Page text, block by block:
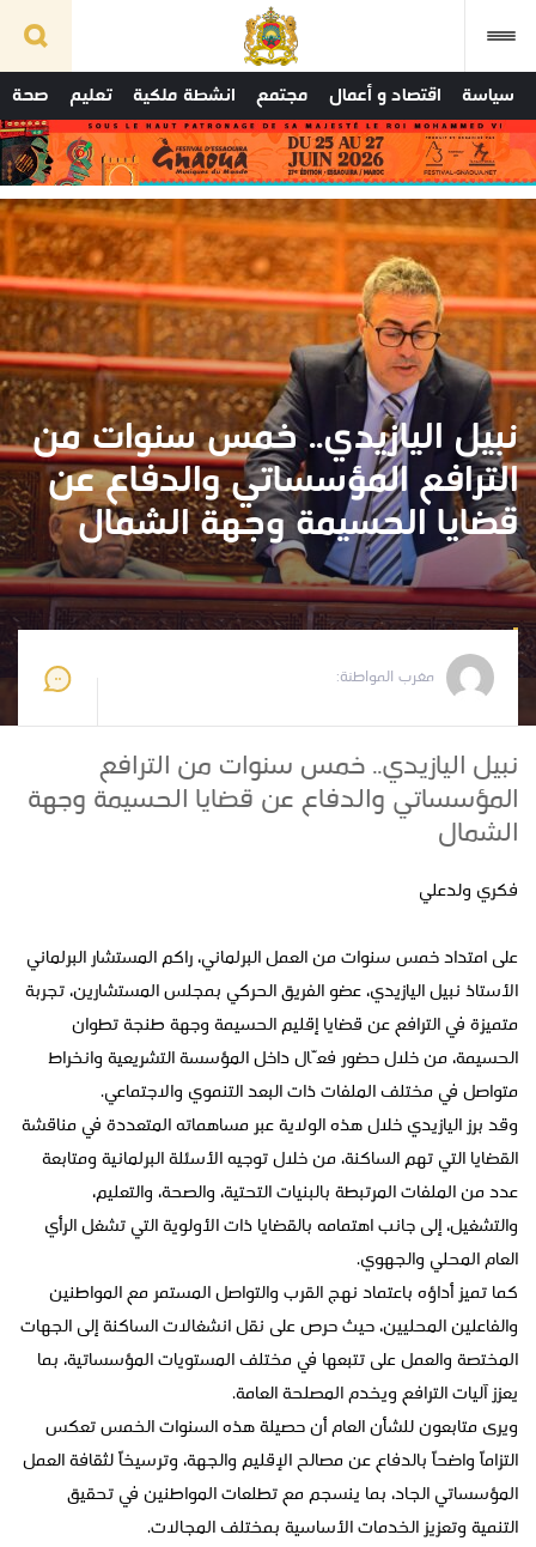
سياسة اقتصاد و أعمال مجتمع انشطة ملكية تعليم صحة
نبيل اليازيدي.. خمس سنوات من
الترافع المؤسساتي والدفاع عن
قضايا الحسيمة وجهة الشمال
مغرب المواطنة:
نبيل اليازيدي.. خمس سنوات من الترافع
المؤسساتي والدفاع عن قضايا الحسيمة وجهة
الشمال
فكري ولدعلي
على امتداد خمس سنوات من العمل البرلماني، راكم المستشار البرلماني
الأستاذ نبيل اليازيدي، عضو الفريق الحركي بمجلس المستشارين، تجربة
متميزة في الترافع عن قضايا إقليم الحسيمة وجهة طنجة تطوان
الحسيمة، من خلال حضور فعّال داخل المؤسسة التشريعية وانخراط
متواصل في مختلف الملفات ذات البعد التنموي والاجتماعي.
وقد برز اليازيدي خلال هذه الولاية عبر مساهماته المتعددة في مناقشة
القضايا التي تهم الساكنة، من خلال توجيه الأسئلة البرلمانية ومتابعة
عدد من الملفات المرتبطة بالبنيات التحتية، والصحة، والتعليم،
والتشغيل، إلى جانب اهتمامه بالقضايا ذات الأولوية التي تشغل الرأي
العام المحلي والجهوي.
كما تميز أداؤه باعتماد نهج القرب والتواصل المستمر مع المواطنين
والفاعلين المحليين، حيث حرص على نقل انشغالات الساكنة إلى الجهات
المختصة والعمل على تتبعها في مختلف المستويات المؤسساتية، بما
يعزز آليات الترافع ويخدم المصلحة العامة.
ويرى متابعون للشأن العام أن حصيلة هذه السنوات الخمس تعكس
التزاماً واضحاً بالدفاع عن مصالح الإقليم والجهة، وترسيخاً لثقافة العمل
المؤسساتي الجاد، بما ينسجم مع تطلعات المواطنين في تحقيق
التنمية وتعزيز الخدمات الأساسية بمختلف المجالات.